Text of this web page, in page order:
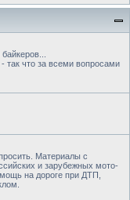
так что за всеми вопросами
Материалы с
и зарубежных мото-
на дороге при ДТП,